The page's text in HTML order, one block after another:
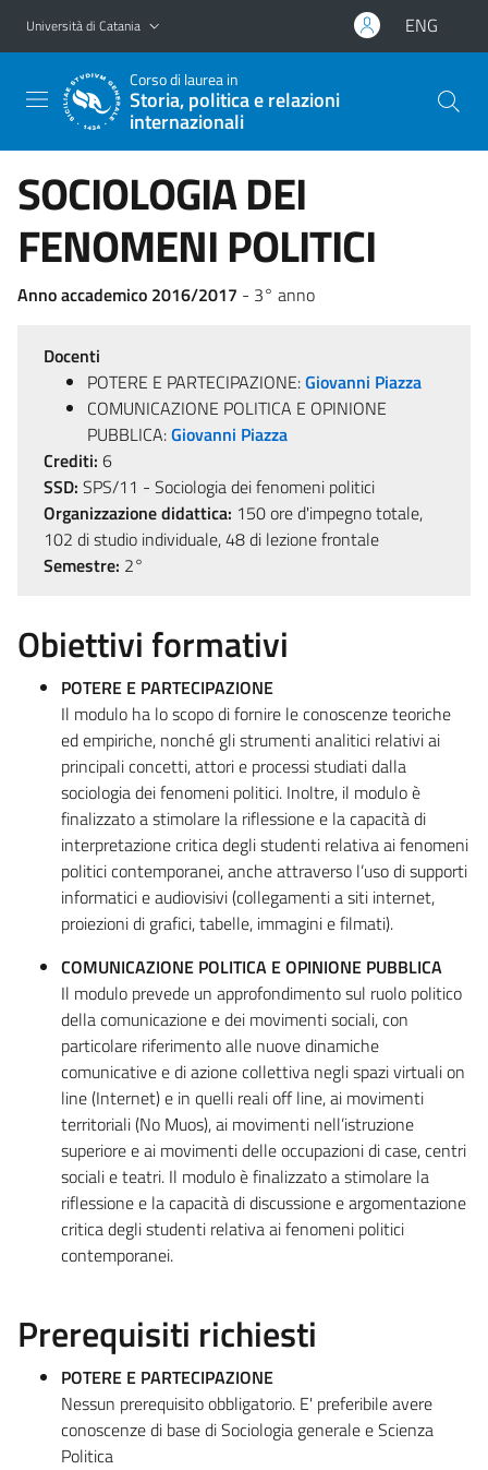
Vai al contenuto principale
Vai al menu di navigazione
Università di Catania ENG
Corso di laurea in
Storia, politica e relazioni
internazionali
SOCIOLOGIA DEI
FENOMENI POLITICI
Anno accademico 2016/2017 - 3° anno
Docenti
POTERE E PARTECIPAZIONE:Giovanni Piazza
COMUNICAZIONE POLITICA E OPINIONE
PUBBLICA:Giovanni Piazza
Crediti: 6
SSD: SPS/11 - Sociologia dei fenomeni politici
Organizzazione didattica: 150 ore d'impegno totale,
102 di studio individuale, 48 di lezione frontale
Semestre: 2°
Obiettivi formativi
POTERE E PARTECIPAZIONE
Il modulo ha lo scopo di fornire le conoscenze teoriche
ed empiriche, nonché gli strumenti analitici relativi ai
principali concetti, attori e processi studiati dalla
sociologia dei fenomeni politici. Inoltre, il modulo è
finalizzato a stimolare la riflessione e la capacità di
interpretazione critica degli studenti relativa ai fenomeni
politici contemporanei, anche attraverso l’uso di supporti
informatici e audiovisivi (collegamenti a siti internet,
proiezioni di grafici, tabelle, immagini e filmati).
COMUNICAZIONE POLITICA E OPINIONE PUBBLICA
Il modulo prevede un approfondimento sul ruolo politico
della comunicazione e dei movimenti sociali, con
particolare riferimento alle nuove dinamiche
comunicative e di azione collettiva negli spazi virtuali on
line (Internet) e in quelli reali off line, ai movimenti
territoriali (No Muos), ai movimenti nell’istruzione
superiore e ai movimenti delle occupazioni di case, centri
sociali e teatri. Il modulo è finalizzato a stimolare la
riflessione e la capacità di discussione e argomentazione
critica degli studenti relativa ai fenomeni politici
contemporanei.
Prerequisiti richiesti
POTERE E PARTECIPAZIONE
Nessun prerequisito obbligatorio. E' preferibile avere
conoscenze di base di Sociologia generale e Scienza
Politica